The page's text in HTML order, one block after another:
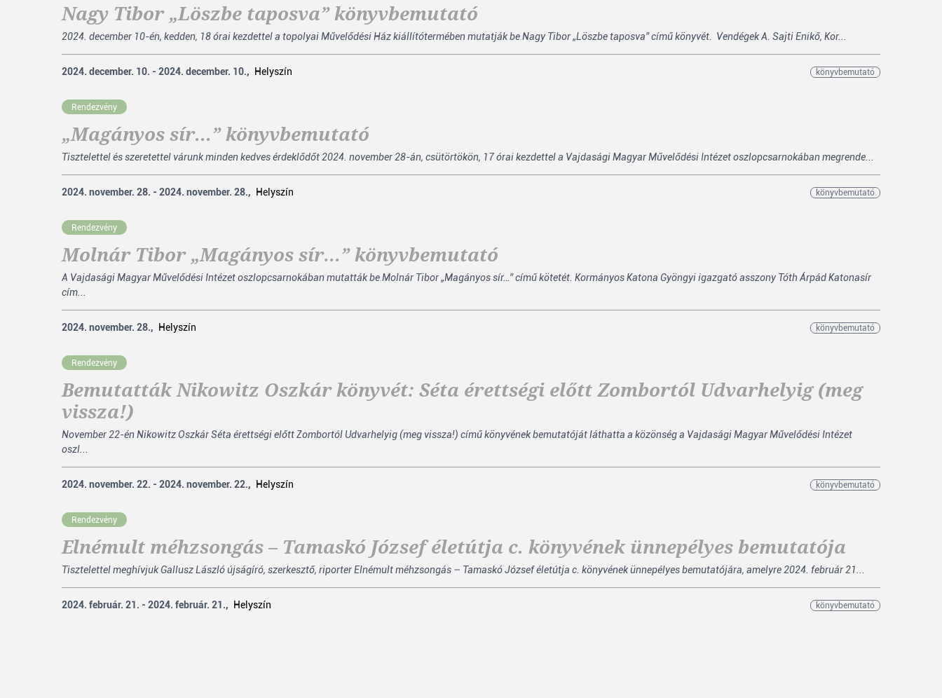
Nagy Tibor „Löszbe taposva” könyvbemutató
2024. december 10-én, kedden, 18 órai kezdettel a topolyai Művelődési Ház kiállítótermében mutatják be Nagy Tibor „Löszbe taposva” című könyvét. Vendégek A. Sajti Enikő, Kor...
2024. december. 10. - 2024. december. 10., Helyszín könyvbemutató
Rendezvény
„Magányos sír...” könyvbemutató
Tisztelettel és szeretettel várunk minden kedves érdeklődőt 2024. november 28-án, csütörtökön, 17 órai kezdettel a Vajdasági Magyar Művelődési Intézet oszlopcsarnokában megrende...
2024. november. 28. - 2024. november. 28., Helyszín könyvbemutató
Rendezvény
Molnár Tibor „Magányos sír…” könyvbemutató
A Vajdasági Magyar Művelődési Intézet oszlopcsarnokában mutatták be Molnár Tibor „Magányos sír…” című kötetét. Kormányos Katona Gyöngyi igazgató asszony Tóth Árpád Katonasír
cím...
2024. november. 28., Helyszín könyvbemutató
Rendezvény
Bemutatták Nikowitz Oszkár könyvét: Séta érettségi előtt Zombortól Udvarhelyig (meg
vissza!)
November 22-én Nikowitz Oszkár Séta érettségi előtt Zombortól Udvarhelyig (meg vissza!) című könyvének bemutatóját láthatta a közönség a Vajdasági Magyar Művelődési Intézet
oszl...
2024. november. 22. - 2024. november. 22., Helyszín könyvbemutató
Rendezvény
Elnémult méhzsongás – Tamaskó József életútja c. könyvének ünnepélyes bemutatója
Tisztelettel meghívjuk Gallusz László újságíró, szerkesztő, riporter Elnémult méhzsongás – Tamaskó József életútja c. könyvének ünnepélyes bemutatójára, amelyre 2024. február 21...
2024. február. 21. - 2024. február. 21., Helyszín könyvbemutató